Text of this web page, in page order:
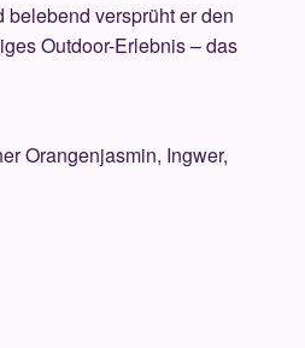
belebend versprüht er den
Outdoor-Erlebnis – das
Orangenjasmin, Ingwer,